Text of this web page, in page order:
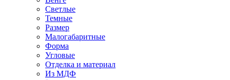
Светлые
Темные
Размер
Малогабаритные
Форма
Угловые
Отделка и материал
Из МДФ